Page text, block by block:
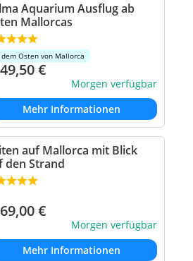
Aquarium Ausflug ab
Mallorcas
dem Osten von Mallorca
49,50€
Morgen verfügbar
Mehr Informationen
auf Mallorca mit Blick
den Strand
69,00€
Morgen verfügbar
Mehr Informationen